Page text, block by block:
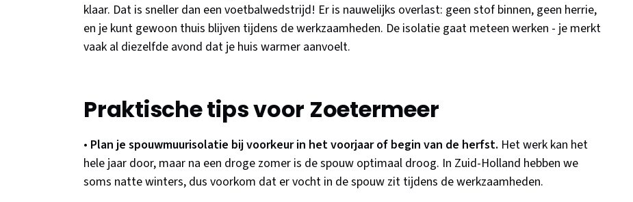
klaar. Dat is sneller dan een voetbalwedstrijd! Er is nauwelijks overlast: geen stof binnen, geen herrie,
en je kunt gewoon thuis blijven tijdens de werkzaamheden. De isolatie gaat meteen werken - je merkt
vaak al diezelfde avond dat je huis warmer aanvoelt.
Praktische tips voor Zoetermeer
• Plan je spouwmuurisolatie bij voorkeur in het voorjaar of begin van de herfst. Het werk kan het
hele jaar door, maar na een droge zomer is de spouw optimaal droog. In Zuid-Holland hebben we
soms natte winters, dus voorkom dat er vocht in de spouw zit tijdens de werkzaamheden.